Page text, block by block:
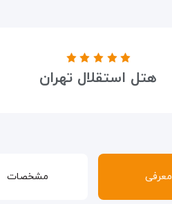
هتل استقلال تهران
معرفی مشخصات